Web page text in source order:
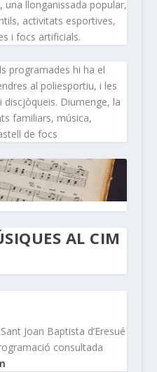
una llonganissada popular,
activitats esportives,
i focs artificials.
programades hi ha el
al poliesportiu, i les
Diumenge, la
familiars, música,
de focs
AL CIM
Joan Baptista d’Eresué
consultada